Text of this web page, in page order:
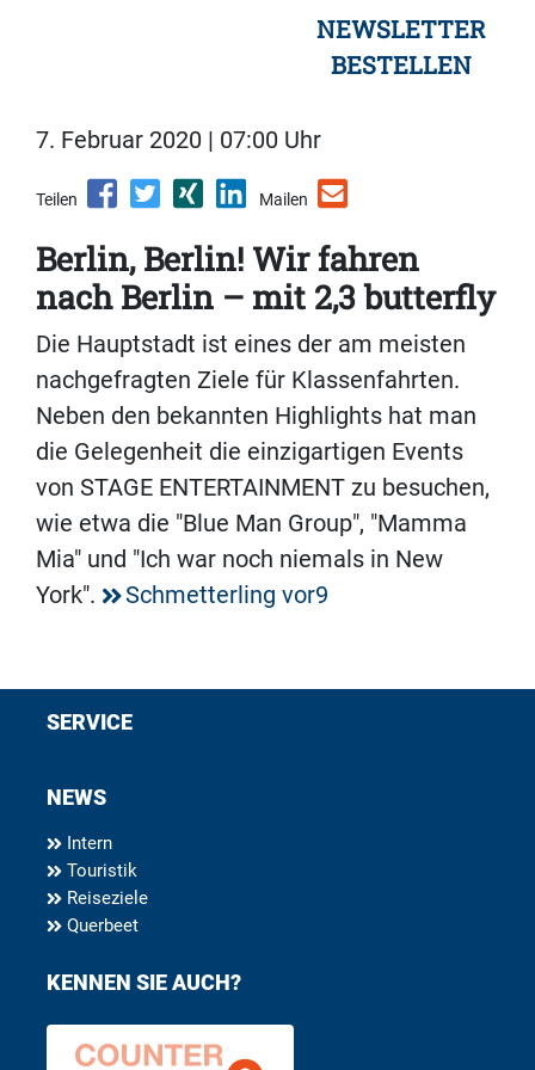
NEWSLETTER
BESTELLEN
7. Februar 2020 | 07:00 Uhr
Teilen Mailen
Berlin, Berlin! Wir fahren
nach Berlin – mit 2,3 butterfly
Die Hauptstadt ist eines der am meisten
nachgefragten Ziele für Klassenfahrten.
Neben den bekannten Highlights hat man
die Gelegenheit die einzigartigen Events
von STAGE ENTERTAINMENT zu besuchen,
wie etwa die "Blue Man Group", "Mamma
Mia" und "Ich war noch niemals in New
York".
Schmetterling vor9
SERVICE
NEWS
Intern
Touristik
Reiseziele
Querbeet
KENNEN SIE AUCH?